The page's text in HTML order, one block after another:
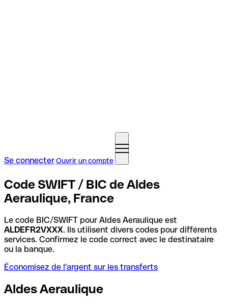
Se connecterOuvrir un compte
Code SWIFT / BIC de Aldes
Aeraulique, France
Le code BIC/SWIFT pour Aldes Aeraulique est
ALDEFR2VXXX. Ils utilisent divers codes pour différents
services. Confirmez le code correct avec le destinataire
ou la banque.
Économisez de l'argent sur les transferts
Aldes Aeraulique